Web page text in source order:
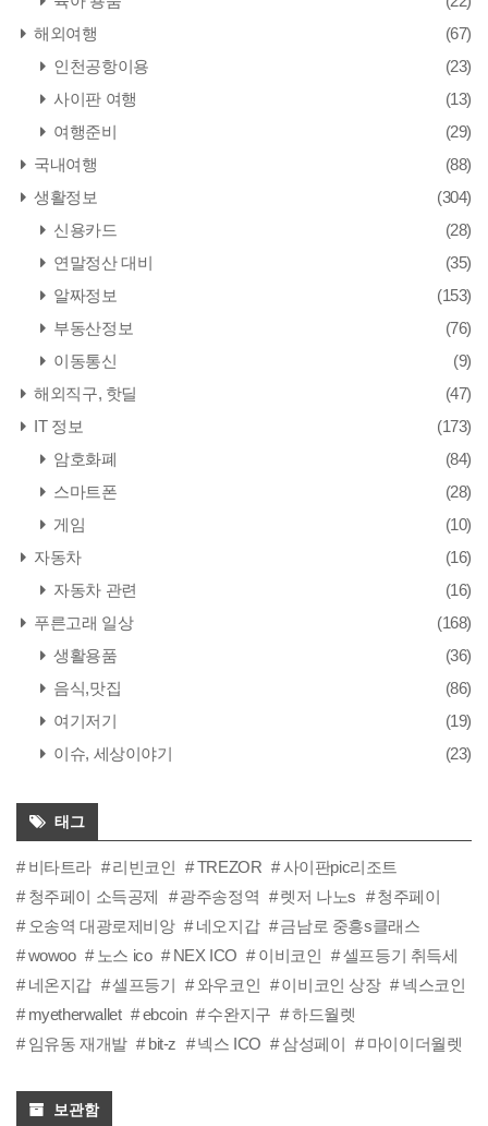
해외여행
(67)
인천공항이용
(23)
사이판 여행
(13)
여행준비
(29)
국내여행
(88)
생활정보
(304)
신용카드
(28)
연말정산 대비
(35)
알짜정보
(153)
부동산정보
(76)
이동통신
(9)
해외직구, 핫딜
(47)
IT 정보
(173)
암호화폐
(84)
스마트폰
(28)
게임
(10)
자동차
(16)
자동차 관련
(16)
푸른고래 일상
(168)
생활용품
(36)
음식,맛집
(86)
여기저기
(19)
이슈, 세상이야기
(23)
태그
비타트라 리빈코인 TREZOR
사이판pic리조트
청주페이 소득공제
광주송정역 렛저 나노s
청주페이
오송역 대광로제비앙
네오지갑
금남로 중흥s클래스
wowoo
노스 ico NEX ICO 이비코인
셀프등기 취득세
네온지갑
셀프등기 와우코인 이비코인 상장
넥스코인
myetherwallet
ebcoin 수완지구
하드월렛
임유동 재개발
bit-z 넥스 ICO 삼성페이 마이이더월렛
보관함